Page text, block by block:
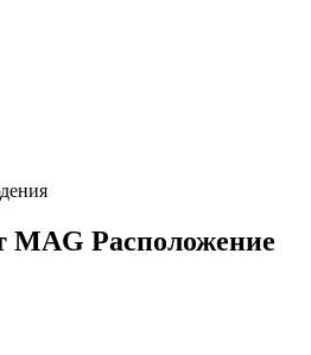
MAG Расположение